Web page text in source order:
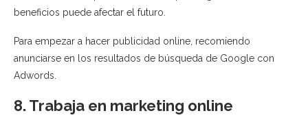
beneficios puede afectar el futuro.
Para empezar a hacer publicidad online, recomiendo
anunciarse en los resultados de búsqueda de Google con
Adwords.
8. Trabaja en marketing online